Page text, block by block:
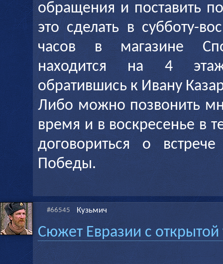
обращения и поставить
это сделать в субботу-
часов в магазине
находится на 4
обратившись к Ивану
Либо можно позвонить
время и в воскресенье в
договориться о
Победы.
#66545 Кузьмич
Сюжет Евразии с открытой